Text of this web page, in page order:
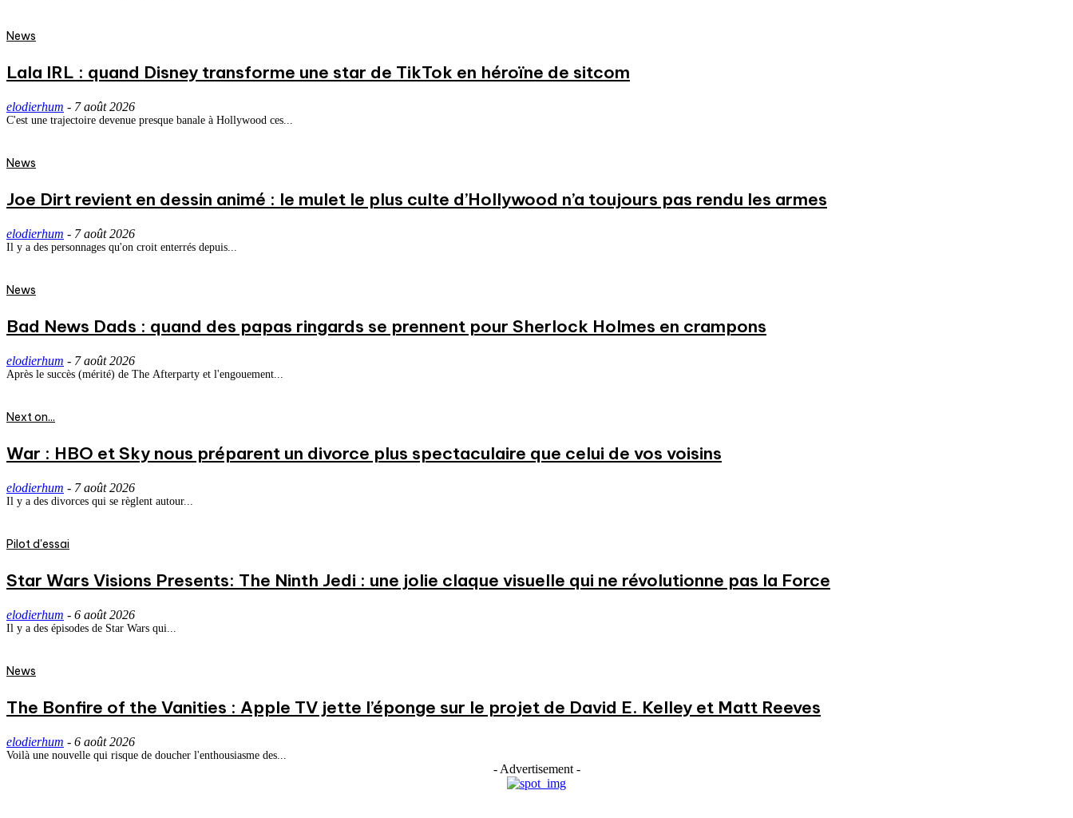
News
Lala IRL : quand Disney transforme une star de TikTok en héroïne de sitcom
elodierhum - 7 août 2026
C'est une trajectoire devenue presque banale à Hollywood ces...
News
Joe Dirt revient en dessin animé : le mulet le plus culte d’Hollywood n’a toujours pas rendu les armes
elodierhum - 7 août 2026
Il y a des personnages qu'on croit enterrés depuis...
News
Bad News Dads : quand des papas ringards se prennent pour Sherlock Holmes en crampons
elodierhum - 7 août 2026
Après le succès (mérité) de The Afterparty et l'engouement...
Next on...
War : HBO et Sky nous préparent un divorce plus spectaculaire que celui de vos voisins
elodierhum - 7 août 2026
Il y a des divorces qui se règlent autour...
Pilot d'essai
Star Wars Visions Presents: The Ninth Jedi : une jolie claque visuelle qui ne révolutionne pas la Force
elodierhum - 6 août 2026
Il y a des épisodes de Star Wars qui...
News
The Bonfire of the Vanities : Apple TV jette l’éponge sur le projet de David E. Kelley et Matt Reeves
elodierhum - 6 août 2026
Voilà une nouvelle qui risque de doucher l'enthousiasme des...
- Advertisement -